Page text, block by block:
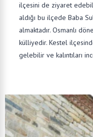
ilçesini de ziyaret
aldığı bu ilçede Baba
almaktadır. Osmanlı
külliyedir. Kestel
gelebilir ve kalıntıları